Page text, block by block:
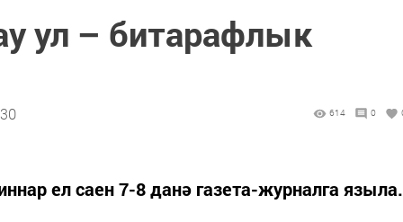
ул – битарафлык
614 0
ел саен 7-8 данә газета-журналга языла.